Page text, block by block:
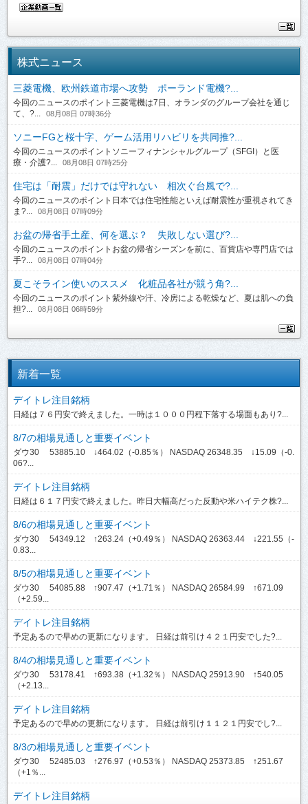
株式ニュース
三菱電機、欧州鉄道市場へ攻勢 ポーランド電機?...
今回のニュースのポイント三菱電機は7日、オランダのグループ会社を通じ
て、?...
08月08日 07時36分
ソニーFGと桜十字、ゲーム活用リハビリを共同推?...
今回のニュースのポイントソニーフィナンシャルグループ（SFGI）と医
療・介護?...
08月08日 07時25分
住宅は「耐震」だけでは守れない 相次ぐ台風で?...
今回のニュースのポイント日本では住宅性能といえば耐震性が重視されてき
ま?...
08月08日 07時09分
お盆の帰省手土産、何を選ぶ？ 失敗しない選び?...
今回のニュースのポイントお盆の帰省シーズンを前に、百貨店や専門店では
手?...
08月08日 07時04分
夏こそライン使いのススメ 化粧品各社が競う角?...
今回のニュースのポイント紫外線や汗、冷房による乾燥など、夏は肌への負
担?...
08月08日 06時59分
新着一覧
デイトレ注目銘柄
日経は７６円安で終えました。一時は１０００円程下落する場面もあり?...
8/7の相場見通しと重要イベント
ダウ30 53885.10 ↓464.02（-0.85％） NASDAQ 26348.35 ↓15.09（-0.
06?...
デイトレ注目銘柄
日経は６１７円安で終えました。昨日大幅高だった反動や米ハイテク株?...
8/6の相場見通しと重要イベント
ダウ30 54349.12 ↑263.24（+0.49％） NASDAQ 26363.44 ↓221.55（-
0.83...
8/5の相場見通しと重要イベント
ダウ30 54085.88 ↑907.47（+1.71％） NASDAQ 26584.99 ↑671.09
（+2.59...
デイトレ注目銘柄
予定あるので早めの更新になります。 日経は前引け４２１円安でした?...
8/4の相場見通しと重要イベント
ダウ30 53178.41 ↑693.38（+1.32％） NASDAQ 25913.90 ↑540.05
（+2.13...
デイトレ注目銘柄
予定あるので早めの更新になります。 日経は前引け１１２１円安でし?...
8/3の相場見通しと重要イベント
ダウ30 52485.03 ↑276.97（+0.53％） NASDAQ 25373.85 ↑251.67
（+1％...
デイトレ注目銘柄